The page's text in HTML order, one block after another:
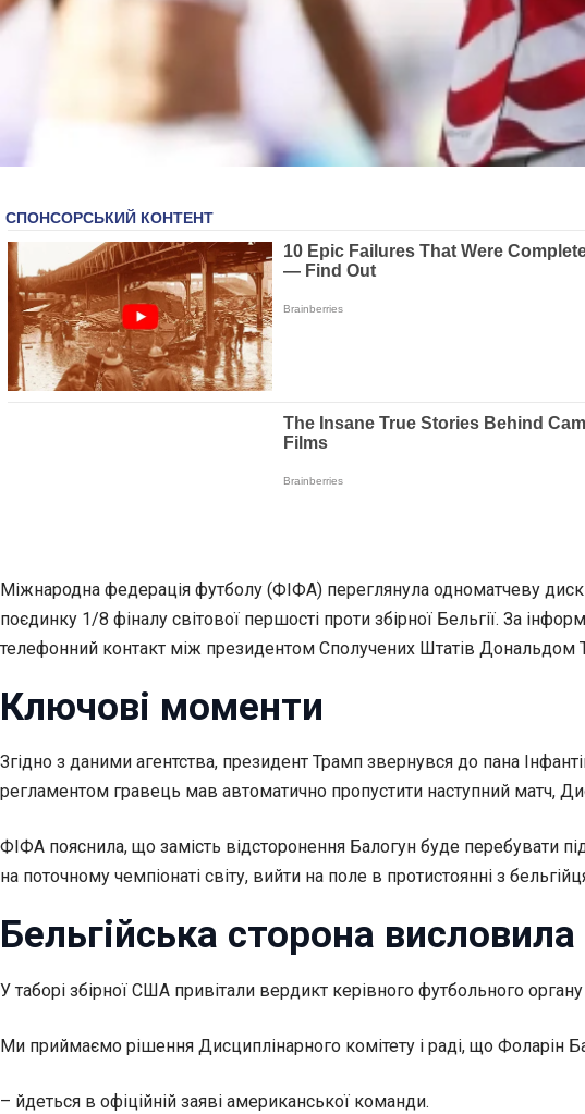
Міжнародна федерація футболу (ФІФА) переглянула одноматчеву
поєдинку 1/8 фіналу світової першості проти збірної Бельгії. За
телефонний контакт між президентом Сполучених Штатів
Ключові моменти
Згідно з даними агентства, президент Трамп звернувся до пана
регламентом гравець мав автоматично пропустити наступний матч,
ФІФА пояснила, що замість відсторонення Балогун буде перебувати
на поточному чемпіонаті світу, вийти на поле в протистоянні з
Бельгійська сторона
У таборі збірної США привітали вердикт керівного футбольного органу
Ми приймаємо рішення Дисциплінарного комітету і раді, що Фоларін
– йдеться в офіційній заяві американської команди.